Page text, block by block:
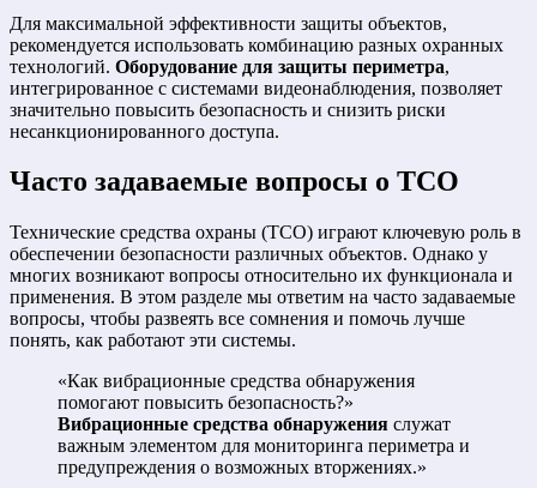
Для максимальной эффективности защиты объектов,
рекомендуется использовать комбинацию разных охранных
технологий. Оборудование для защиты периметра,
интегрированное с системами видеонаблюдения, позволяет
значительно повысить безопасность и снизить риски
несанкционированного доступа.
Часто задаваемые вопросы о ТСО
Технические средства охраны (ТСО) играют ключевую роль в
обеспечении безопасности различных объектов. Однако у
многих возникают вопросы относительно их функционала и
применения. В этом разделе мы ответим на часто задаваемые
вопросы, чтобы развеять все сомнения и помочь лучше
понять, как работают эти системы.
«Как вибрационные средства обнаружения
помогают повысить безопасность?»
Вибрационные средства обнаружения служат
важным элементом для мониторинга периметра и
предупреждения о возможных вторжениях.»